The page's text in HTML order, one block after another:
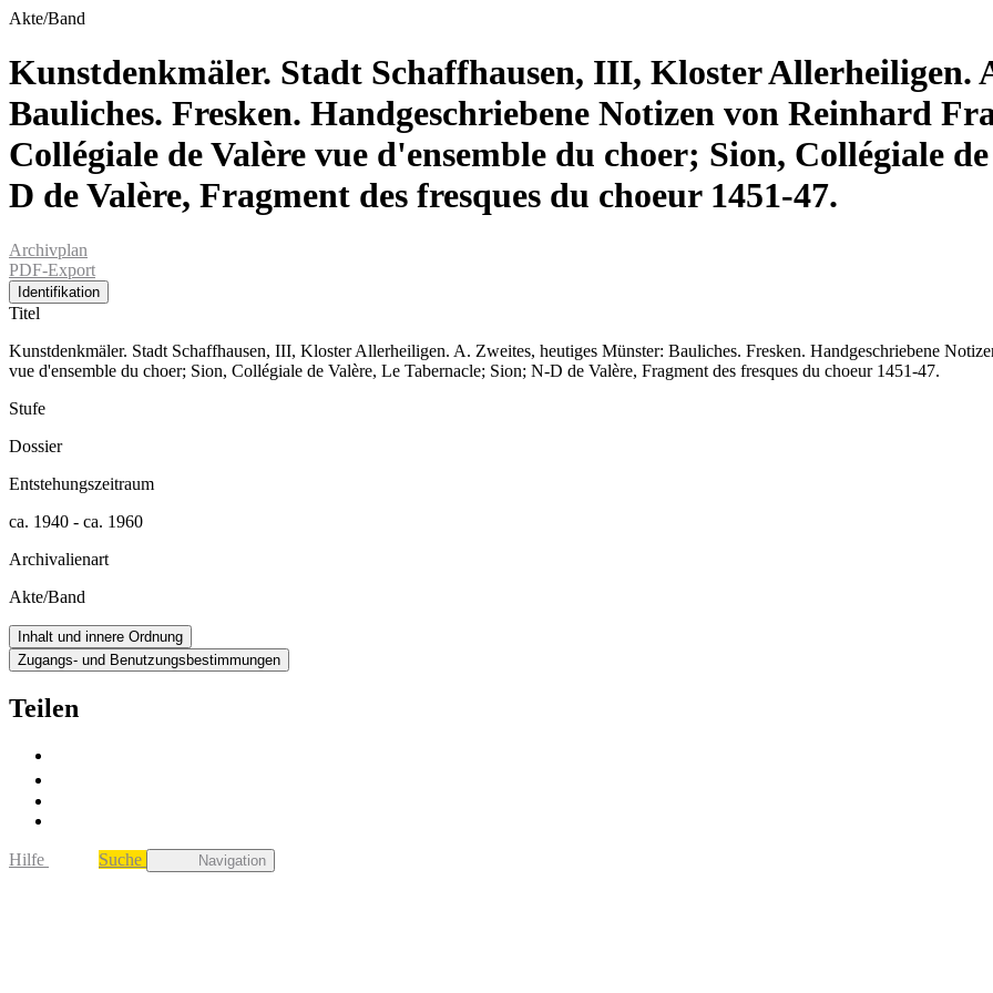
Akte/Band
Kunstdenkmäler. Stadt Schaffhausen, III, Kloster Allerheiligen.
Bauliches. Fresken. Handgeschriebene Notizen von Reinhard
Collégiale de Valère vue d'ensemble du choer; Sion, Collégiale
D de Valère, Fragment des fresques du choeur 1451-47.
Archivplan
PDF-Export
Identifikation
Titel
Kunstdenkmäler. Stadt Schaffhausen, III, Kloster Allerheiligen. A. Zweites, heutiges Münster: Bauliches. Fresken. Handgeschriebene
vue d'ensemble du choer; Sion, Collégiale de Valère, Le Tabernacle; Sion; N-D de Valère, Fragment des fresques du choeur 1451-47.
Stufe
Dossier
Entstehungszeitraum
ca. 1940 - ca. 1960
Archivalienart
Akte/Band
Inhalt und innere Ordnung
Zugangs- und Benutzungsbestimmungen
Teilen
Hilfe Suche Navigation